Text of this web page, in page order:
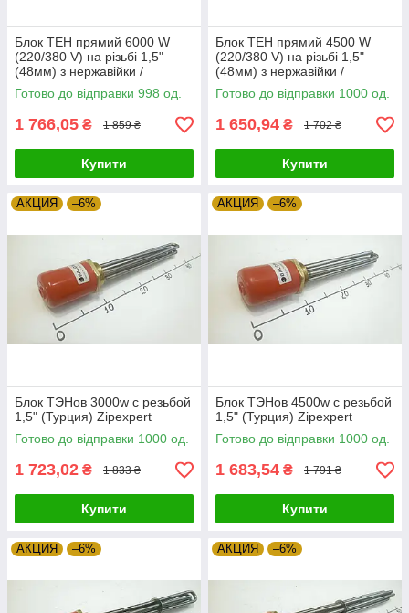
Блок ТЕН прямий 6000 W
(220/380 V) на різьбі 1,5"
(48мм) з нержавійки /
L=300мм Balcik, Туреччина
Zipexpert
Готово до відправки 998 од.
1 766,05 ₴ 1 859 ₴
Купити
Блок ТЕН прямий 4500 W
(220/380 V) на різьбі 1,5"
(48мм) з нержавійки /
L=300мм Balcik, Туреччина
Zipexpert
Готово до відправки 1000 од.
1 650,94 ₴ 1 702 ₴
Купити
АКЦИЯ –6%
Блок ТЭНов 3000w с резьбой
1,5" (Турция) Zipexpert
Готово до відправки 1000 од.
1 723,02 ₴ 1 833 ₴
Купити
АКЦИЯ –6%
Блок ТЭНов 4500w с резьбой
1,5" (Турция) Zipexpert
Готово до відправки 1000 од.
1 683,54 ₴ 1 791 ₴
Купити
АКЦИЯ –6% АКЦИЯ –6%